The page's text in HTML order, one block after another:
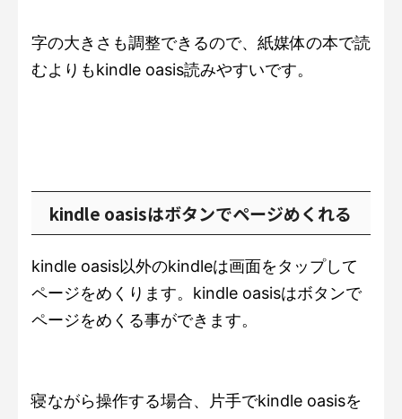
字の大きさも調整できるので、紙媒体の本で読
むよりもkindle oasis読みやすいです。
kindle oasisはボタンでページめくれる
kindle oasis以外のkindleは画面をタップして
ページをめくります。kindle oasisはボタンで
ページをめくる事ができます。
寝ながら操作する場合、片手でkindle oasisを